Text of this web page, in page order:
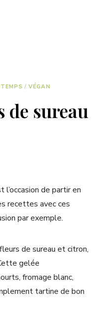
/ VÉGAN
de sureau
l’occasion de partir en
recettes avec ces
par exemple.
de sureau et citron,
gelée
fromage blanc,
tartine de bon